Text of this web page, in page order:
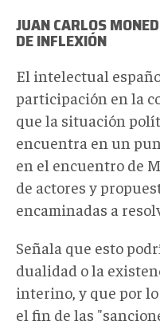
JUAN CARLOS
DE INFLEXIÓN
El intelectual
participación en la
que la situación
encuentra en un
en el encuentro de
de actores y
encaminadas a
Señala que esto
dualidad o la
interino, y que por
el fin de las